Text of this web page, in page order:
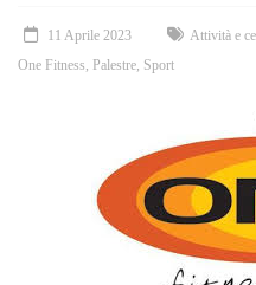
11 Aprile 2023 Attività e
One Fitness Palestre Sport